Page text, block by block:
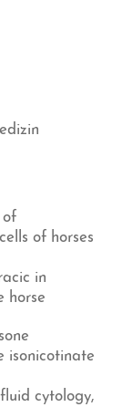
of
of horses
in
horse
isonicotinate
cytology,